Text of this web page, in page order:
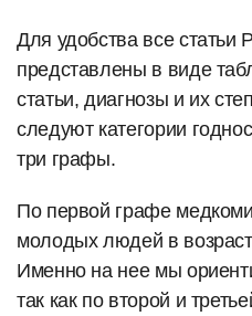
Для удобства все статьи
представлены в виде
статьи, диагнозы и их
следуют категории
три графы.
По первой графе
молодых людей в
Именно на нее мы
так как по второй и